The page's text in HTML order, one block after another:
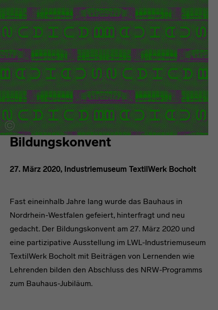
Bildungskonvent
27. März 2020, Industriemuseum TextilWerk Bocholt
Fast eineinhalb Jahre lang wurde das Bauhaus in
Nordrhein-Westfalen gefeiert, hinterfragt und neu
gedacht. Der Bildungskonvent am 27. März 2020 und
eine partizipative Ausstellung im LWL-Industriemuseum
TextilWerk Bocholt mit Beiträgen von Lernenden wie
Lehrenden bilden den Abschluss des NRW-Programms
zum Bauhaus-Jubiläum.